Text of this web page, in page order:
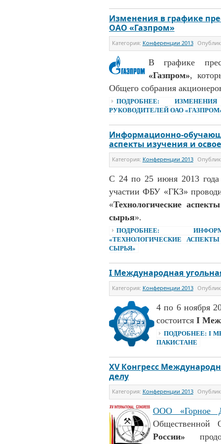
Изменения в графике
ОАО «Газпром»
Категория: Конференции 2013
В графике
«Газпром»,
Общего собрания
ПОДРОБНЕЕ:
РУКОВОДИТЕЛЕЙ ОАО
Информационно-
аспекты изучения и
Категория: Конференции 2013
С 24 по 25 июня 2013
участии ФБУ «ГКЗ»
«Технологические
сырья».
ПОДРОБНЕЕ:
«ТЕХНОЛОГИЧЕСКИЕ
СЫРЬЯ»
I Международная
Категория: Конференции 2013
4 по 6 ноября
состоится I
ПОДРОБНЕЕ: I
ПАКИСТАНЕ
XV Конгресс
делу
Категория: Конференции 2013
ООО «Горное
Общественной
России»